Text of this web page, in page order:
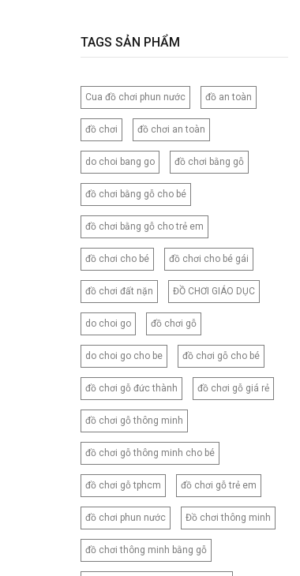
120X150CM
120X200CM
130X160CM
130X180CM
135X200CM
140X200CM
150X200CM
150X210CM
160X200CM
160X210CM
165CM
173X218CM
180X200CM
180X220CM
180X230CM
180X260CM
200X210CM
200X220CM
200X230CM
210X230CM
210X240CM
210X250CM
220X240CM
TAGS SẢN PHẨM
Cua đồ chơi phun nước đồ an toàn
đồ chơi đồ chơi an toàn
do choi bang go đồ chơi bằng gỗ
đồ chơi bằng gỗ cho bé
đồ chơi bằng gỗ cho trẻ em
đồ chơi cho bé đồ chơi cho bé gái
đồ chơi đất nặn ĐỒ CHƠI GIÁO DỤC
do choi go đồ chơi gỗ
do choi go cho be đồ chơi gỗ cho bé
đồ chơi gỗ đức thành đồ chơi gỗ giá rẻ
đồ chơi gỗ thông minh
đồ chơi gỗ thông minh cho bé
đồ chơi gỗ tphcm đồ chơi gỗ trẻ em
đồ chơi phun nước Đồ chơi thông minh
đồ chơi thông minh bằng gỗ